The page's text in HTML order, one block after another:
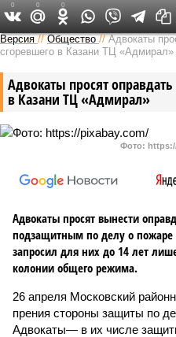
Версия в
Версия //Общество //Адвокаты
сгоревшего в Казани ТЦ «Адмирал»
Адвокаты просят
в Казани ТЦ «Адмирал»
Фото:
Адвокаты просят вынести
подзащитным по делу о пожаре
запросил для них до 14 лет
колонии общего режима.
26 апреля Московский
прения стороны защиты по
Адвокаты— в их числе
0 0 0